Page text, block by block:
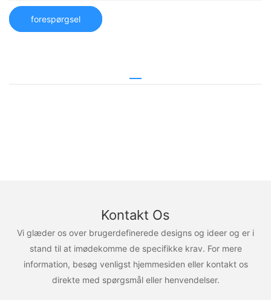
forespørgsel
Kontakt Os
Vi glæder os over brugerdefinerede designs og ideer og er i
stand til at imødekomme de specifikke krav. For mere
information, besøg venligst hjemmesiden eller kontakt os
direkte med spørgsmål eller henvendelser.